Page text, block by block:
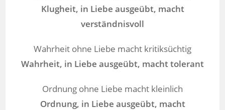
Klugheit, in Liebe ausgeübt, macht
verständnisvoll
Wahrheit ohne Liebe macht kritiksüchtig
Wahrheit, in Liebe ausgeübt, macht tolerant
Ordnung ohne Liebe macht kleinlich
Ordnung, in Liebe ausgeübt, macht